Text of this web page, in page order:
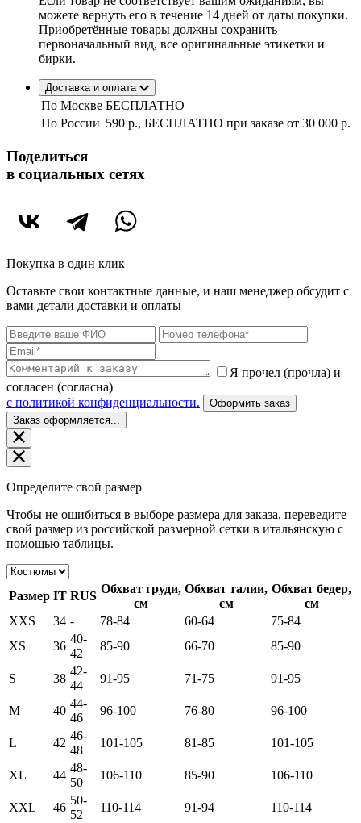
можете вернуть его в течение 14 дней от даты покупки.
Приобретённые товары должны сохранить
первоначальный вид, все оригинальные этикетки и
бирки.
Доставка и оплата
По Москве БЕСПЛАТНО
По России 590 р., БЕСПЛАТНО при заказе от 30 000 р.
Поделиться
в социальных сетях
Покупка в один клик
Оставьте свои контактные данные, и наш менеджер обсудит с
вами детали доставки и оплаты
Я прочел (прочла) и
согласен (согласна)
c политикой конфиденциальности.
Оформить заказ
Заказ оформляется...
Определите свой размер
Чтобы не ошибиться в выборе размера для заказа, переведите
свой размер из российской размерной сетки в итальянскую с
помощью таблицы.
Размер IT RUS
Обхват груди,
см
Обхват талии,
см
Обхват бедер,
см
XXS
34 - 78-84 60-64
75-84
XS
36
40-
42
85-90 66-70 85-90
S 38
42-
44
91-95 71-75 91-95
M 40
44-
46
96-100 76-80 96-100
L 42
46-
48
101-105 81-85 101-105
XL 44
48-
50
106-110 85-90 106-110
XXL 46
50-
52
110-114 91-94 110-114